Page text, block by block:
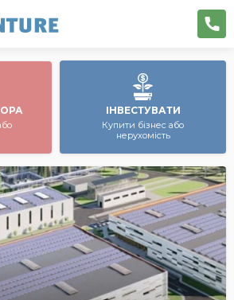
ІНВЕСТУВАТИ
Купити бізнес або
нерухомість